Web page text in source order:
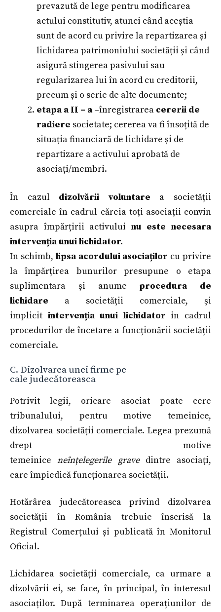
prevazută de lege pentru modificarea
actului constitutiv, atunci când aceștia
sunt de acord cu privire la repartizarea și
lichidarea patrimoniului societății și când
asigură stingerea pasivului sau
regularizarea lui în acord cu creditorii,
precum și o serie de alte documente;
etapa a II – a–înregistrarea cererii de
radiere societate; cererea va fi însoțită de
situația financiară de lichidare și de
repartizare a activului aprobată de
asociați/membri.
În cazul dizolvării voluntare a societății
comerciale în cadrul căreia toți asociații convin
asupra împărțirii activului nu este necesara
intervenția unui lichidator.
In schimb, lipsa acordului asociaților cu privire
la împărțirea bunurilor presupune o etapa
suplimentara și anume procedura de
lichidare a societății comerciale, și
implicit intervenția unui lichidator in cadrul
procedurilor de încetare a funcționării societății
comerciale.
C. Dizolvarea unei firme pe
cale judecătoreasca
Potrivit legii, oricare asociat poate cere
tribunalului, pentru motive temeinice,
dizolvarea societății comerciale. Legea prezumă
drept motive
temeiniceneînțelegerile grave dintre asociați,
care împiedică funcționarea societății.
Hotărârea judecătoreasca privind dizolvarea
societății în România trebuie înscrisă la
Registrul Comerțului și publicată în Monitorul
Oficial.
Lichidarea societății comerciale, ca urmare a
dizolvării ei, se face, în principal, în interesul
asociaților. După terminarea operațiunilor de